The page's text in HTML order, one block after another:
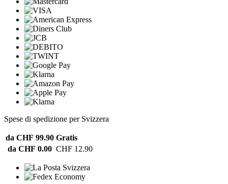
Spese di spedizione per Svizzera
da CHF 99.90 Gratis
da CHF 0.00 CHF 12.90